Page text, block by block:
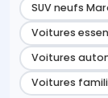
SUV neufs
Voitures
Voitures
Voitures